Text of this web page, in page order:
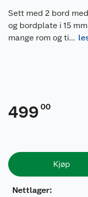
Sett med 2 bord
og bordplate i 15
mange rom og ti...
499 00
Kjøp
Nettlager: